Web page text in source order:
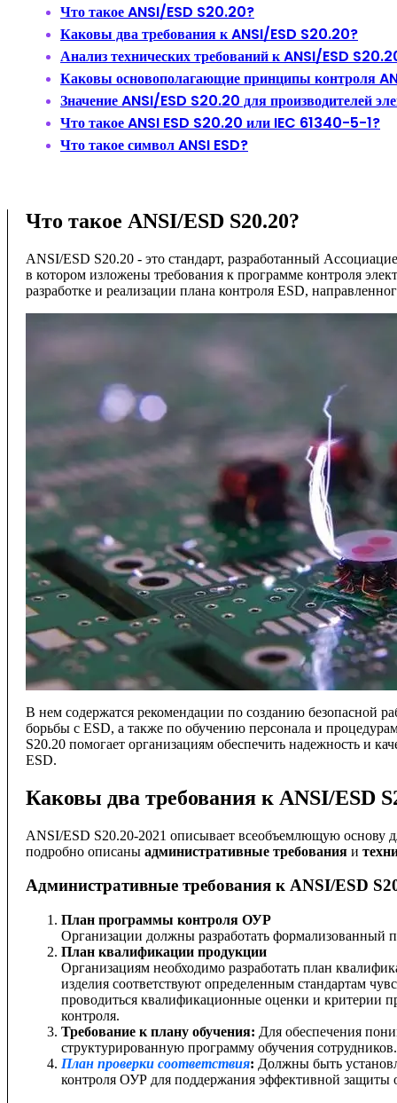
Что такое ANSI/ESD S20.20?
Каковы два требования к ANSI/ESD S20.20?
Анализ технических требований к ANSI/ESD
Каковы основополагающие принципы контроля
Значение ANSI/ESD S20.20 для производителей
Что такое ANSI ESD S20.20 или IEC 61340-5-1?
Что такое символ ANSI ESD?
Что такое ANSI/ESD S20.20?
ANSI/ESD S20.20 - это стандарт, разработанный
в котором изложены требования к программе контроля
разработке и реализации плана контроля ESD,
В нем содержатся рекомендации по созданию безопасной
борьбы с ESD, а также по обучению персонала и
S20.20 помогает организациям обеспечить надежность и
ESD.
Каковы два требования к ANSI/ESD
ANSI/ESD S20.20-2021 описывает всеобъемлющую основу
подробно описаны административные требования и
Административные требования к ANSI/ESD
План программы контроля ОУР
Организации должны разработать формализованный
План квалификации продукции
Организациям необходимо разработать план
изделия соответствуют определенным стандартам
проводиться квалификационные оценки и критерии
контроля.
Требование к плану обучения: Для обеспечения
структурированную программу обучения сотрудников.
План проверки соответствия: Должны быть
контроля ОУР для поддержания эффективной защиты